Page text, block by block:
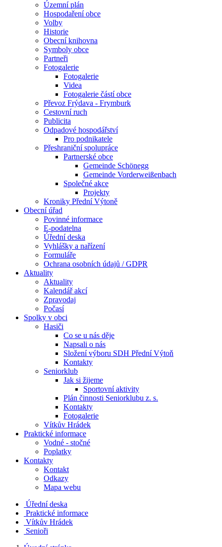
Územní plán
Hospodaření obce
Volby
Historie
Obecní knihovna
Symboly obce
Partneři
Fotogalerie
Fotogalerie
Videa
Fotogalerie částí obce
Převoz Frýdava - Frymburk
Cestovní ruch
Publicita
Odpadové hospodářství
Pro podnikatele
Přeshraniční spolupráce
Partnerské obce
Gemeinde Schönegg
Gemeinde Vorderweißenbach
Společné akce
Projekty
Kroniky Přední Výtoně
Obecní úřad
Povinné informace
E-podatelna
Úřední deska
Vyhlášky a nařízení
Formuláře
Ochrana osobních údajů / GDPR
Aktuality
Aktuality
Kalendář akcí
Zpravodaj
Počasí
Spolky v obci
Hasiči
Co se u nás děje
Napsali o nás
Složení výboru SDH Přední Výtoň
Kontakty
Seniorklub
Jak si žijeme
Sportovní aktivity
Plán činnosti Seniorklubu z. s.
Kontakty
Fotogalerie
Vítkův Hrádek
Praktické informace
Vodné - stočné
Poplatky
Kontakty
Kontakt
Odkazy
Mapa webu
Úřední deska
Praktické informace
Vítkův Hrádek
Senioři